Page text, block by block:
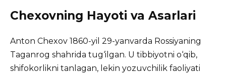
Chexovning Hayoti va Asarlari
Anton Chexov 1860-yil 29-yanvarda Rossiyaning
Taganrog shahrida tug‘ilgan. U tibbiyotni o‘qib,
shifokorlikni tanlagan, lekin yozuvchilik faoliyati